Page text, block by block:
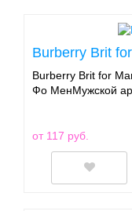
Burberry Brit
Burberry Brit for
Фо МенМужской
от 117 руб.